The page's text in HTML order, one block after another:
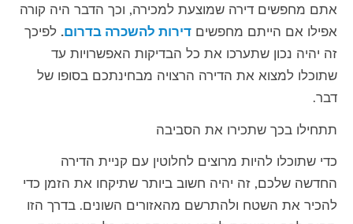
אתם מחפשים דירה שמוצעת למכירה, וכך הדבר היה קורה
אפילו אם הייתם מחפשים דירות להשכרה בדרום.לפיכך
זה יהיה נכון שתערכו את כל הבדיקות האפשרויות עד
שתוכלו למצוא את הדירה הרצויה מבחינתכם בסופו של
דבר.
תתחילו בכך שתכירו את הסביבה
כדי שתוכלו להיות מרוצים לחלוטין עם קניית הדירה
החדשה שלכם, זה יהיה חשוב ביותר שתיקחו את הזמן כדי
להכיר את השטח ולהתרשם מהאזורים השונים. בדרך הזו